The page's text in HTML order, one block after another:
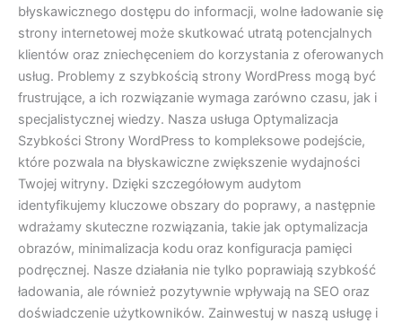
błyskawicznego dostępu do informacji, wolne ładowanie się
strony internetowej może skutkować utratą potencjalnych
klientów oraz zniechęceniem do korzystania z oferowanych
usług. Problemy z szybkością strony WordPress mogą być
frustrujące, a ich rozwiązanie wymaga zarówno czasu, jak i
specjalistycznej wiedzy. Nasza usługa Optymalizacja
Szybkości Strony WordPress to kompleksowe podejście,
które pozwala na błyskawiczne zwiększenie wydajności
Twojej witryny. Dzięki szczegółowym audytom
identyfikujemy kluczowe obszary do poprawy, a następnie
wdrażamy skuteczne rozwiązania, takie jak optymalizacja
obrazów, minimalizacja kodu oraz konfiguracja pamięci
podręcznej. Nasze działania nie tylko poprawiają szybkość
ładowania, ale również pozytywnie wpływają na SEO oraz
doświadczenie użytkowników. Zainwestuj w naszą usługę i